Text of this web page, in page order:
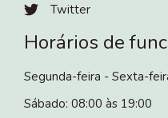
Twitter
Horários de
Segunda-feira - Sexta-
Sábado: 08:00 às 19:00